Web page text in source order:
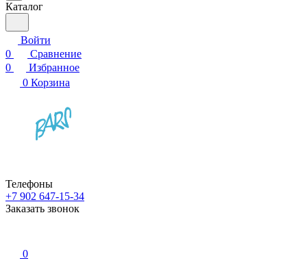
Каталог
Войти
0
Сравнение
0
Избранное
0 Корзина
Телефоны
+7 902 647-15-34
Заказать звонок
0